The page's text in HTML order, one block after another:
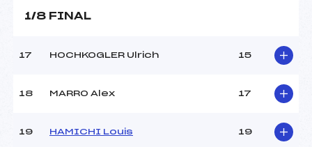
1/8 FINAL
17 HOCHKOGLER Ulrich 15
18 MARRO Alex 17
19 HAMICHI Louis 19